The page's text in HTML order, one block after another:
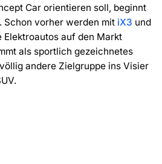
Car orientieren soll, beginnt
Schon vorher werden mit iX3 und
auf den Markt
als sportlich gezeichnetes
andere Zielgruppe ins Visier